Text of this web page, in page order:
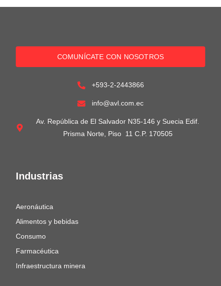
Industrias
Aeronáutica
Alimentos y bebidas
Consumo
Farmacéutica
Infraestructura minera
COMUNÍCATE CON NOSOTROS
+593-2-2443866
info@avl.com.ec
Av. República de El Salvador N35-146 y Suecia Edif.
Prisma Norte, Piso 11 C.P. 170505